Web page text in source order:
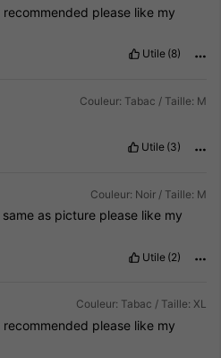
recommended please like my
Utile (8)
Couleur: Tabac / Taille: M
Utile (3)
Couleur: Noir / Taille: M
same as picture please like my
Utile (2)
Couleur: Tabac / Taille: XL
recommended please like my